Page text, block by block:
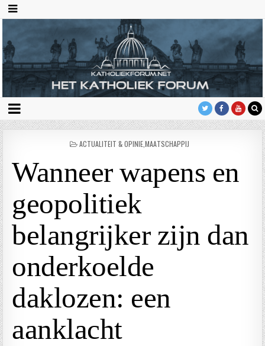
GEPLAATST
ACTUALITEIT & OPINIEMAATSCHAPPIJ
Wanneer wapens en
geopolitiek
belangrijker zijn dan
onderkoelde
daklozen: een
aanklacht